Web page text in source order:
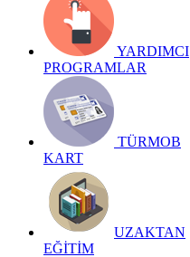
YARDIMCI
PROGRAMLAR
TÜRMOB
KART
UZAKTAN
EĞİTİM